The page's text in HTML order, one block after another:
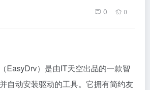
0 0
EasyDrv）是由IT天空出品的一款智
自动安装驱动的工具。它拥有简约友